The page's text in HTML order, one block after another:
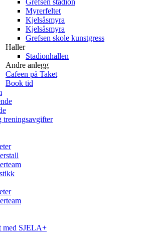
Grefsen stadion
Myrerfeltet
Kjelsåsmyra
Kjelsåsmyra
Grefsen skole kunstgress
Haller
Stadionhallen
Andre anlegg
Cafeen på Taket
Book tid
treningsavgifter
med SJELA+